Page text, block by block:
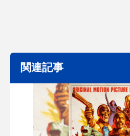
関連記事